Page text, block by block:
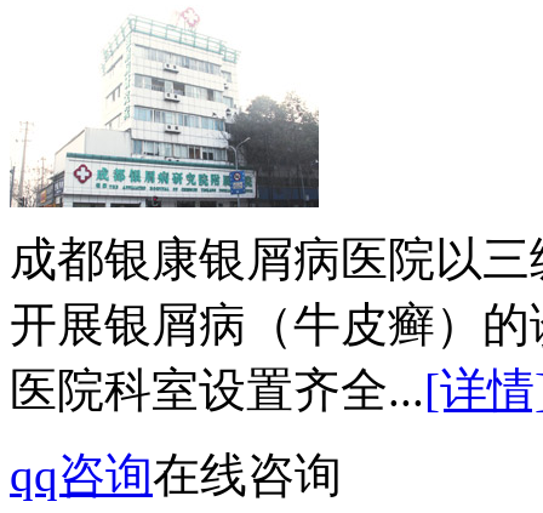
成都银康银屑病医院以
开展银屑病（牛皮癣）
医院科室设置齐全...[详
qq咨询在线咨询